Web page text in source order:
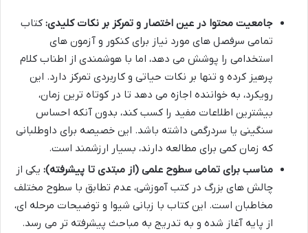
جامعیت محتوا در عین اختصار و تمرکز بر نکات کلیدی: کتاب
تمامی سرفصل های مورد نیاز برای کنکور و آزمون های
استخدامی را پوشش می دهد، اما با هوشمندی از اطناب کلام
پرهیز کرده و تنها بر نکات حیاتی و کاربردی تمرکز دارد. این
رویکرد، به خواننده اجازه می دهد تا در کوتاه ترین زمان،
بیشترین اطلاعات مفید را کسب کند، بدون آنکه احساس
سنگینی یا سردرگمی داشته باشد. این خصیصه برای داوطلبانی
که زمان کمی برای مطالعه دارند، بسیار ارزشمند است.
مناسب برای تمامی سطوح علمی (از مبتدی تا پیشرفته): یکی از
چالش های بزرگ در کتب آموزشی، عدم تطابق با سطوح مختلف
مخاطبان است. این کتاب با زبانی شیوا و توضیحات مرحله ای،
از پایه آغاز شده و به تدریج به مباحث پیشرفته تر می رسد.